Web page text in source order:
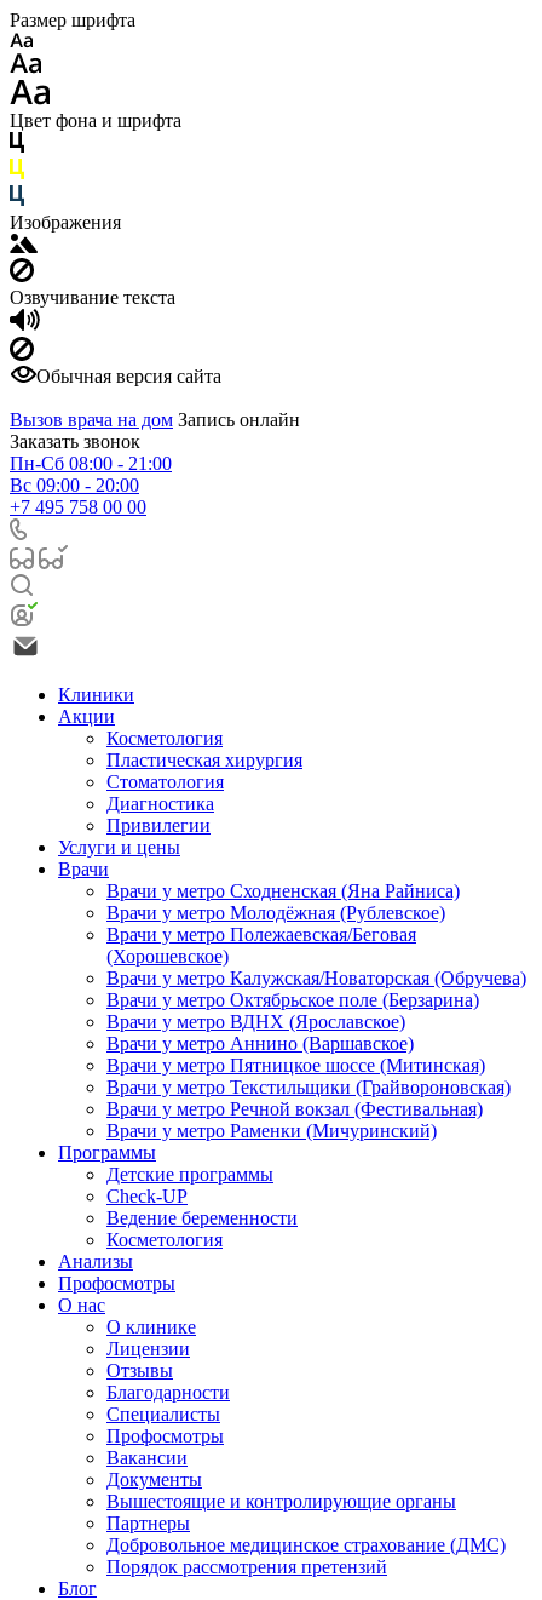
Размер шрифта
Цвет фона и шрифта
Изображения
Озвучивание текста
Обычная версия сайта
Вызов врача на дом Запись онлайн
Заказать звонок
Пн-Сб 08:00 - 21:00
Вс 09:00 - 20:00
+7 495 758 00 00
Клиники
Акции
Косметология
Пластическая хирургия
Стоматология
Диагностика
Привилегии
Услуги и цены
Врачи
Врачи у метро Сходненская (Яна Райниса)
Врачи у метро Молодёжная (Рублевское)
Врачи у метро Полежаевская/Беговая
(Хорошевское)
Врачи у метро Калужская/Новаторская (Обручева)
Врачи у метро Октябрьское поле (Берзарина)
Врачи у метро ВДНХ (Ярославское)
Врачи у метро Аннино (Варшавское)
Врачи у метро Пятницкое шоссе (Митинская)
Врачи у метро Текстильщики (Грайвороновская)
Врачи у метро Речной вокзал (Фестивальная)
Врачи у метро Раменки (Мичуринский)
Программы
Детские программы
Check-UP
Ведение беременности
Косметология
Анализы
Профосмотры
О нас
О клинике
Лицензии
Отзывы
Благодарности
Специалисты
Профосмотры
Вакансии
Документы
Вышестоящие и контролирующие органы
Партнеры
Добровольное медицинское страхование (ДМС)
Порядок рассмотрения претензий
Блог